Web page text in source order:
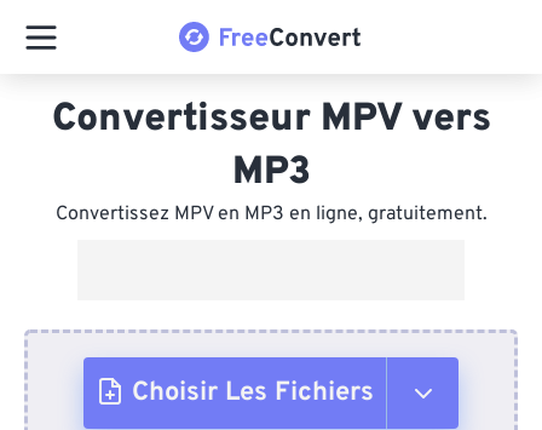
Convertisseur MPV vers
MP3
Convertissez MPV en MP3 en ligne, gratuitement.
Choisir Les Fichiers